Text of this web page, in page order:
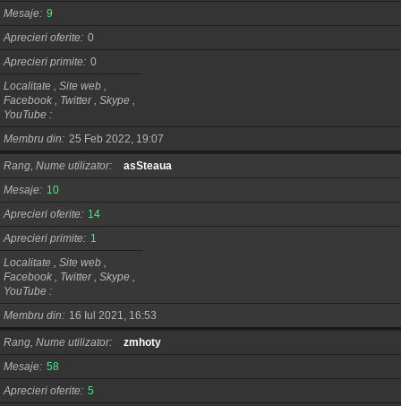
Mesaje 9
Aprecieri oferite 0
Aprecieri primite 0
Localitate , Site web ,
Facebook , Twitter , Skype ,
YouTube
Membru din
25 Feb 2022, 19:07
Rang, Nume utilizator
asSteaua
Mesaje
10
Aprecieri oferite
14
Aprecieri primite
1
Localitate , Site web ,
Facebook , Twitter , Skype ,
YouTube
Membru din
16 Iul 2021, 16:53
Rang, Nume utilizator
zmhoty
Mesaje 58
Aprecieri oferite 5